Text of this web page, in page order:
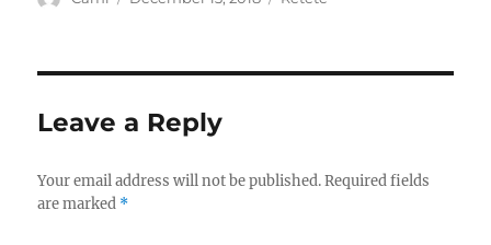
Leave a Reply
Your email address will not be published. Required fields
are marked *